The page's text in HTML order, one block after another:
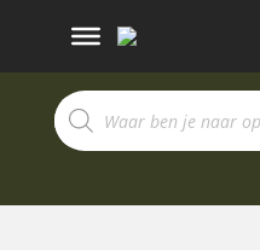
Recherche
de
produits